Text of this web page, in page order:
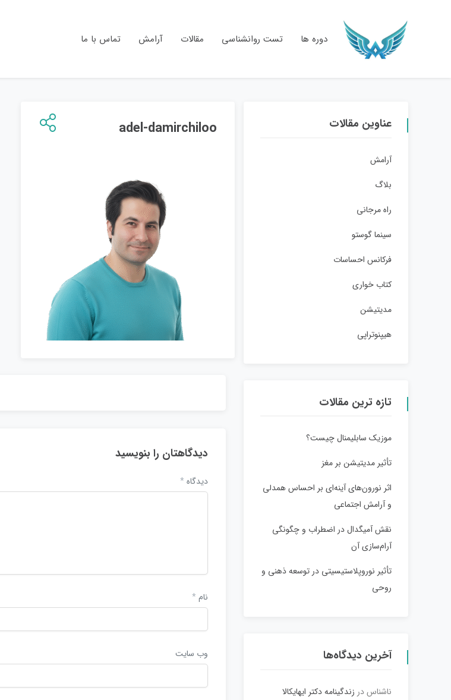
دوره ها تست روانشناسی مقالات آرامش تماس با ما
adel-damirchiloo
دیدگاهتان را بنویسید
دیدگاه *
نام *
وب‌ سایت
عناوین مقالات
آرامش
بلاگ
راه مرجانی
سینما گوستو
فرکانس احساسات
کتاب خواری
مدیتیشن
هیپنوتراپی
تازه ترین مقالات
موزیک سابلیمنال چیست؟
تأثیر مدیتیشن بر مغز
اثر نورون‌های آینه‌ای بر احساس همدلی
و آرامش اجتماعی
نقش آمیگدال در اضطراب و چگونگی
آرام‌سازی آن
تأثیر نوروپلاستیسیتی در توسعه ذهنی و
روحی
آخرین دیدگاه‌ها
ناشناسدر زندگینامه دکتر ایهایکالا